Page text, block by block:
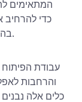
המתאימים
הסטנדרטית של NetSuite בהתאם לצרכי הלקוח.
עבודת
והרחבות